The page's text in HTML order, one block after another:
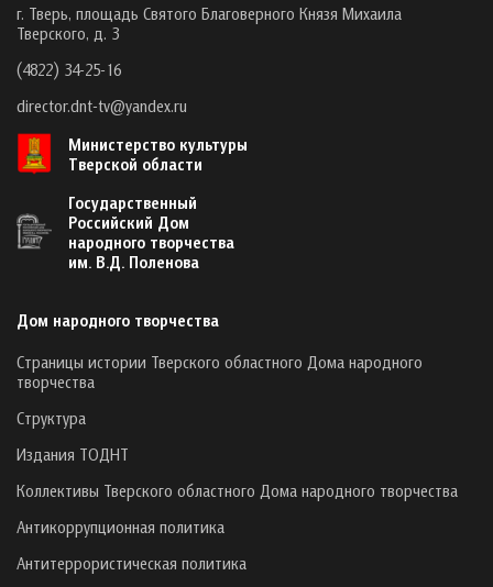
г. Тверь, площадь Святого Благоверного Князя Михаила
Тверского, д. 3
(4822) 34-25-16
director.dnt-tv@yandex.ru
Министерство культуры
Тверской области
Государственный
Российский Дом
народного творчества
им. В.Д. Поленова
Дом народного творчества
Страницы истории Тверского областного Дома народного
творчества
Структура
Издания ТОДНТ
Коллективы Тверского областного Дома народного творчества
Антикоррупционная политика
Антитеррористическая политика